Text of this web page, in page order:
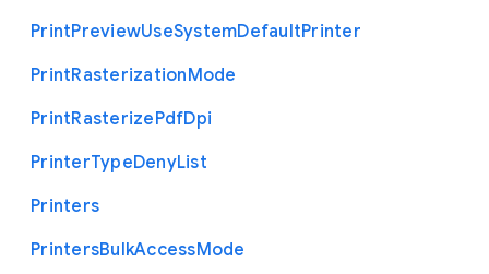
PrintPreviewUseSystemDefaultPrinter
PrintRasterizationMode
PrintRasterizePdfDpi
PrinterTypeDenyList
Printers
PrintersBulkAccessMode